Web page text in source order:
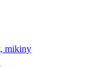
mikiny